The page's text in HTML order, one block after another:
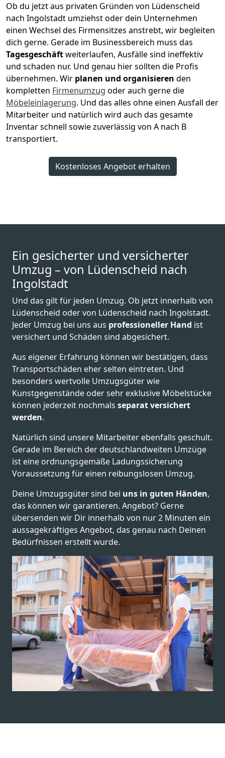
Ob du jetzt aus privaten Gründen von Lüdenscheid
nach Ingolstadt umziehst oder dein Unternehmen
einen Wechsel des Firmensitzes anstrebt, wir begleiten
dich gerne. Gerade im Businessbereich muss das
Tagesgeschäftweiterlaufen, Ausfälle sind ineffektiv
und schaden nur. Und genau hier sollten die Profis
übernehmen. Wir planen und organisieren den
kompletten Firmenumzug oder auch gerne die
Möbeleinlagerung. Und das alles ohne einen Ausfall der
Mitarbeiter und natürlich wird auch das gesamte
Inventar schnell sowie zuverlässig von A nach B
transportiert.
Kostenloses Angebot erhalten
Ein gesicherter und versicherter
Umzug – von Lüdenscheid nach
Ingolstadt
Und das gilt für jeden Umzug. Ob jetzt innerhalb von
Lüdenscheid oder von Lüdenscheid nach Ingolstadt.
Jeder Umzug bei uns aus professioneller Hand ist
versichert und Schäden sind abgesichert.
Aus eigener Erfahrung können wir bestätigen, dass
Transportschäden eher selten eintreten. Und
besonders wertvolle Umzugsgüter wie
Kunstgegenstände oder sehr exklusive Möbelstücke
können jederzeit nochmals separat versichert
werden.
Natürlich sind unsere Mitarbeiter ebenfalls geschult.
Gerade im Bereich der deutschlandweiten Umzüge
ist eine ordnungsgemäße Ladungssicherung
Voraussetzung für einen reibungslosen Umzug.
Deine Umzugsgüter sind bei uns in guten Händen,
das können wir garantieren. Angebot? Gerne
übersenden wir Dir innerhalb von nur 2 Minuten ein
aussagekräftiges Angebot, das genau nach Deinen
Bedürfnissen erstellt wurde.